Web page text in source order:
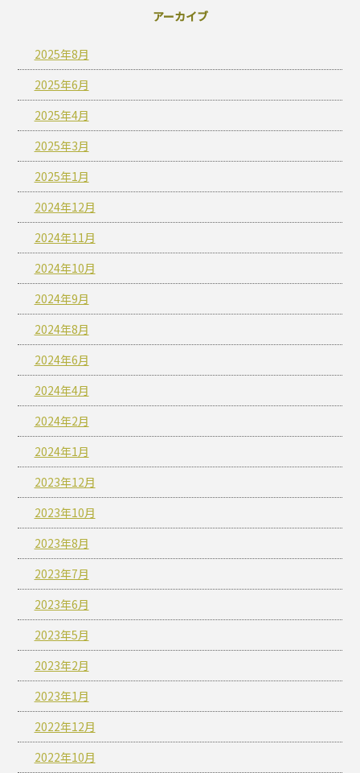
アーカイブ
2025年8月
2025年6月
2025年4月
2025年3月
2025年1月
2024年12月
2024年11月
2024年10月
2024年9月
2024年8月
2024年6月
2024年4月
2024年2月
2024年1月
2023年12月
2023年10月
2023年8月
2023年7月
2023年6月
2023年5月
2023年2月
2023年1月
2022年12月
2022年10月